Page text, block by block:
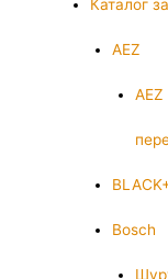
Каталог
AEZ
Bosch